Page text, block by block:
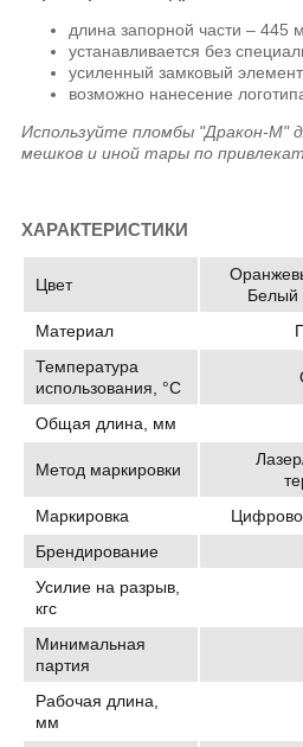
длина запорной части – 445
устанавливается без
усиленный замковый
возможно нанесение
Используйте пломбы "Дракон-М"
мешков и иной тары по
ХАРАКТЕРИСТИКИ
Цвет
Белый
Материал
Температура
использования, °C
Общая длина, мм
Метод маркировки
Маркировка
Брендирование
Усилие на разрыв,
кгс
Минимальная
партия
Рабочая длина,
мм